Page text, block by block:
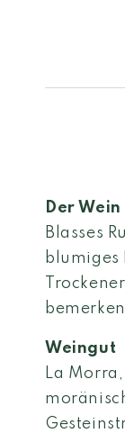
Der Wein
Blasses
blumiges
Weingut
La